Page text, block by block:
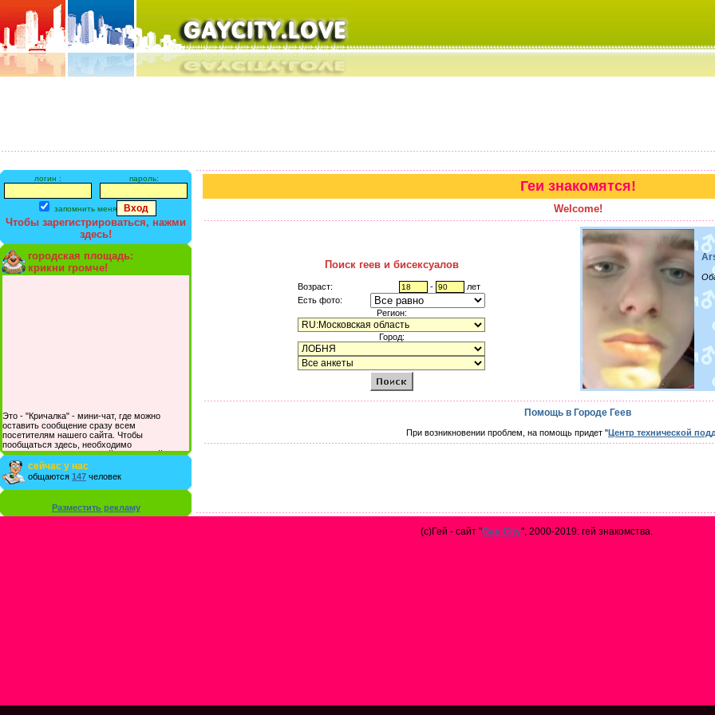
логин : пароль:
запомнить меня
Чтобы зарегистрироваться, нажми
здесь!
городская площадь:
крикни громче!
Это - "Кричалка" - мини-чат, где можно
оставить сообщение сразу всем
посетителям нашего сайта. Чтобы
пообщаться здесь, необходимо
зарегистрироваться на сайте и/или войти со
своими логином и паролем.
сейчас у нас
общаются 147 человек
Разместить рекламу
Геи знакомятся!
Welcome!
Поиск геев и бисексуалов
Возраст: -
лет
Есть фото:
Регион:
Город:
Помощь в Городе Геев
При возникновении проблем, на помощь придет "Центр технической
(с)Гей - сайт "Gay City", 2000-2019: гей знакомства.